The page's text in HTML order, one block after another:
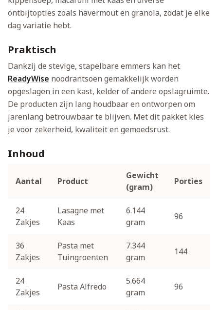
ontbijtopties zoals havermout en granola, zodat je elke
dag variatie hebt.
Praktisch
Dankzij de stevige, stapelbare emmers kan het
ReadyWise noodrantsoen gemakkelijk worden
opgeslagen in een kast, kelder of andere opslagruimte.
De producten zijn lang houdbaar en ontworpen om
jarenlang betrouwbaar te blijven. Met dit pakket kies
je voor zekerheid, kwaliteit en gemoedsrust.
Inhoud
Aantal Product
Gewicht
(gram)
Porties
24
Zakjes
Lasagne met
Kaas
6.144
gram
96
36
Zakjes
Pasta met
Tuingroenten
7.344
gram
144
24
Zakjes
Pasta Alfredo
5.664
gram
96